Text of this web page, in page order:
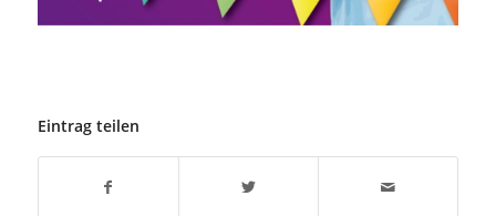
Eintrag teilen